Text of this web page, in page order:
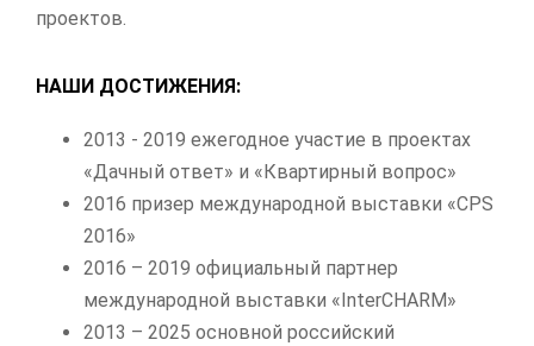
проектов.
НАШИ ДОСТИЖЕНИЯ:
2013 - 2019 ежегодное участие в проектах
«Дачный ответ» и «Квартирный вопрос»
2016 призер международной выставки «CPS
2016»
2016 – 2019 официальный партнер
международной выставки «InterCHARM»
2013 – 2025 основной российский